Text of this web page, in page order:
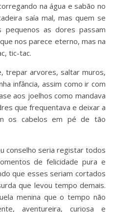
na água e sabão no
saía mal, mas quem se
pequenos as dores passam
nos parece eterno, mas na
tic-tac.
trepar arvores, saltar muros,
infância, assim como ir com
aos joelhos como mandava
que frequentava e deixar a
os cabelos em pé de tão
conselho seria registar todos
de felicidade pura e
que esses seriam cortados
que levou tempo demais.
menina que o tempo não
aventureira, curiosa e